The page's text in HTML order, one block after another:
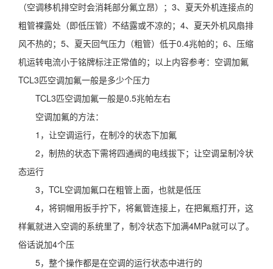
（空调移机排空时会消耗部分氟立昂）；3、夏天外机连接点的
粗管裸露处（即低压管）不结露或不凉的；4、夏天外机风扇排
风不热的；5、夏天回气压力（粗管）低于0.4兆帕的；6、压缩
机运转电流小于铭牌标注正常值的；以上内容参考：空调加氟
TCL3匹空调加氟一般是多少个压力
TCL3匹空调加氟一般是0.5兆帕左右
空调加氟的方法：
1，让空调运行，在制冷的状态下加氟
2，制热的状态下需将四通阀的电线拔下；让空调呈制冷状
态运行
3，TCL空调加氟口在粗管上面，也就是低压
4，将铜帽用扳手拧下，将氟管连接上，在把氟瓶打开，这
样氟就进入空调的系统里了，制冷状态下加满4MPa就可以了。
俗话说加4个压
5，整个操作都是在空调的运行状态中进行的